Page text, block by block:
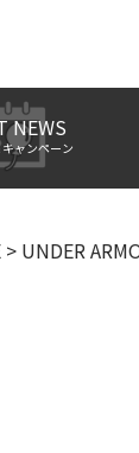
NEWS
ャンペーン
> UNDER